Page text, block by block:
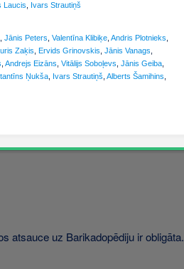
Laucis Ivars Strautiņš
Jānis Peters Valentīna Klibiķe, Andris Plotnieks
Zaķis Ervids Grinovskis Jānis Vanags
Andrejs Eizāns Vitālijs Soboļevs Jānis Geiba,
Ņukša, Ivars Strautiņš Alberts Šamihins
atsauce uz Barikadopēdiju ir obligāta.